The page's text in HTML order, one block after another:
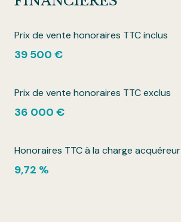
Prix de vente honoraires TTC inclus
39 500 €
Prix de vente honoraires TTC exclus
36 000 €
Honoraires TTC à la charge acquéreur
9,72 %